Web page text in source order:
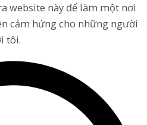
website này để làm một nơi
cảm hứng cho những người
tôi.